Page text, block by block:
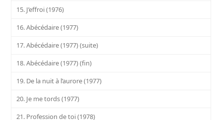
15. J’effroi (1976)
16. Abécédaire (1977)
17. Abécédaire (1977) (suite)
18. Abécédaire (1977) (fin)
19. De la nuit à l’aurore (1977)
20. Je me tords (1977)
21. Profession de toi (1978)